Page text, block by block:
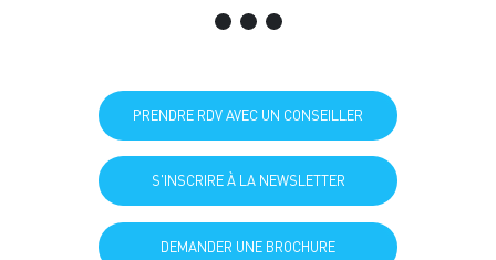
PRENDRE RDV AVEC UN CONSEILLER
S'INSCRIRE À LA NEWSLETTER
DEMANDER UNE BROCHURE